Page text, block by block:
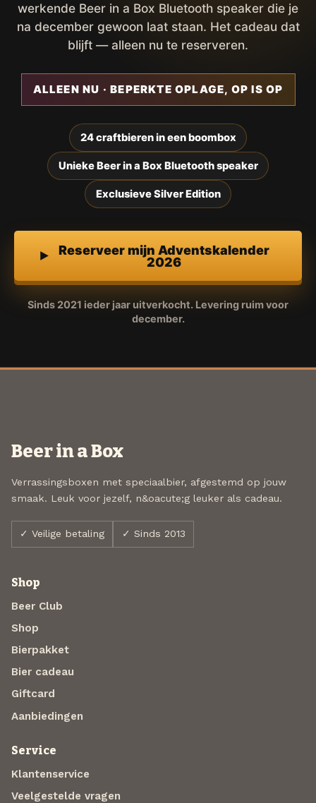
werkende Beer in a Box Bluetooth speaker die je
na december gewoon laat staan. Het cadeau dat
blijft — alleen nu te reserveren.
ALLEEN NU · BEPERKTE OPLAGE, OP IS OP
24 craftbieren in een boombox
Unieke Beer in a Box Bluetooth speaker
Exclusieve Silver Edition
Reserveer mijn Adventskalender
2026
Sinds 2021 ieder jaar uitverkocht. Levering ruim voor
december.
Beer in a Box
Verrassingsboxen met speciaalbier, afgestemd op jouw
smaak. Leuk voor jezelf, n&oacute;g leuker als cadeau.
✓ Veilige betaling ✓ Sinds 2013
Shop
Beer Club
Shop
Bierpakket
Bier cadeau
Giftcard
Aanbiedingen
Service
Klantenservice
Veelgestelde vragen